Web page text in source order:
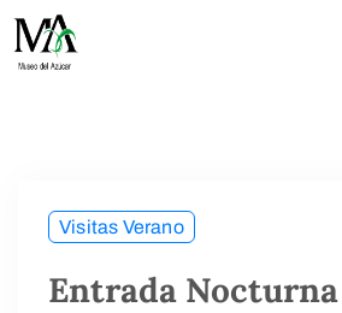
Visitas Verano
Entrada Nocturna